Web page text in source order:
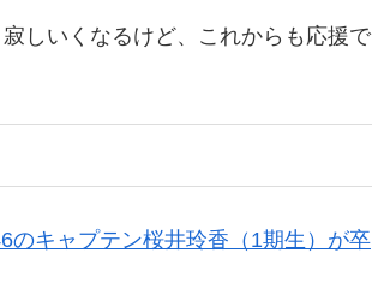
しいくなるけど、これからも応援で
のキャプテン桜井玲香（1期生）が卒